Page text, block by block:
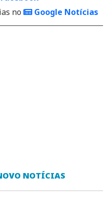
no
Google Notícias
NOTÍCIAS